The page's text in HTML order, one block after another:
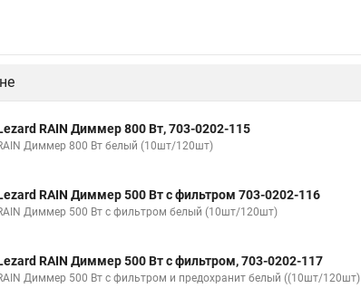
RAIN Диммер 800 Вт, 703-0202-115
Диммер 800 Вт белый (10шт/120шт)
RAIN Диммер 500 Вт с фильтром 703-0202-116
Диммер 500 Вт с фильтром белый (10шт/120шт)
RAIN Диммер 500 Вт с фильтром, 703-0202-117
Диммер 500 Вт с фильтром и предохранит белый ((10шт/120шт)